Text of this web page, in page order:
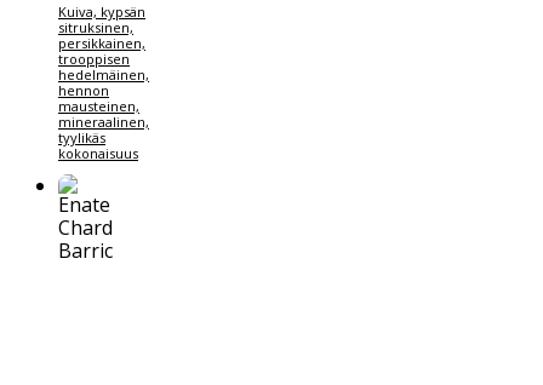
Kuiva, kypsän
sitruksinen,
persikkainen,
trooppisen
hedelmäinen,
hennon
mausteinen,
mineraalinen,
tyylikäs
kokonaisuus